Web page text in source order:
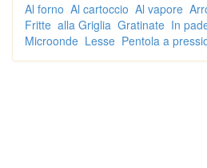
Al forno Al cartoccio Al vapore
Fritte alla Griglia Gratinate In
Microonde Lesse Pentola a